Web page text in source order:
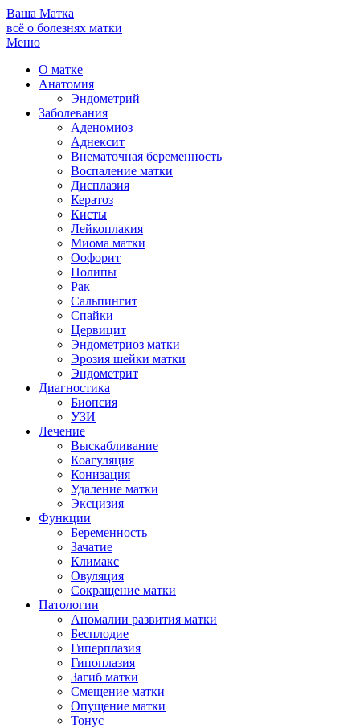
Ваша Матка
всё о болезнях матки
Меню
О матке
Анатомия
Эндометрий
Заболевания
Аденомиоз
Аднексит
Внематочная беременность
Воспаление матки
Дисплазия
Кератоз
Кисты
Лейкоплакия
Миома матки
Оофорит
Полипы
Рак
Сальпингит
Спайки
Цервицит
Эндометриоз матки
Эрозия шейки матки
Эндометрит
Диагностика
Биопсия
УЗИ
Лечение
Выскабливание
Коагуляция
Конизация
Удаление матки
Эксцизия
Функции
Беременность
Зачатие
Климакс
Овуляция
Сокращение матки
Патологии
Аномалии развития матки
Бесплодие
Гиперплазия
Гипоплазия
Загиб матки
Смещение матки
Опущение матки
Тонус